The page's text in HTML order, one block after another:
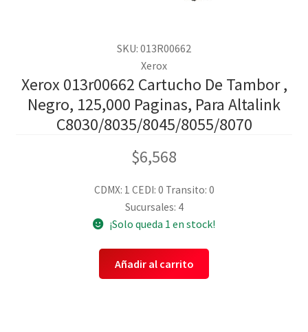
SKU: 013R00662
Xerox
Xerox 013r00662 Cartucho De Tambor ,
Negro, 125,000 Paginas, Para Altalink
C8030/8035/8045/8055/8070
$6,568
CDMX: 1 CEDI: 0 Transito: 0
Sucursales: 4
¡Solo queda 1 en stock!
Añadir al carrito